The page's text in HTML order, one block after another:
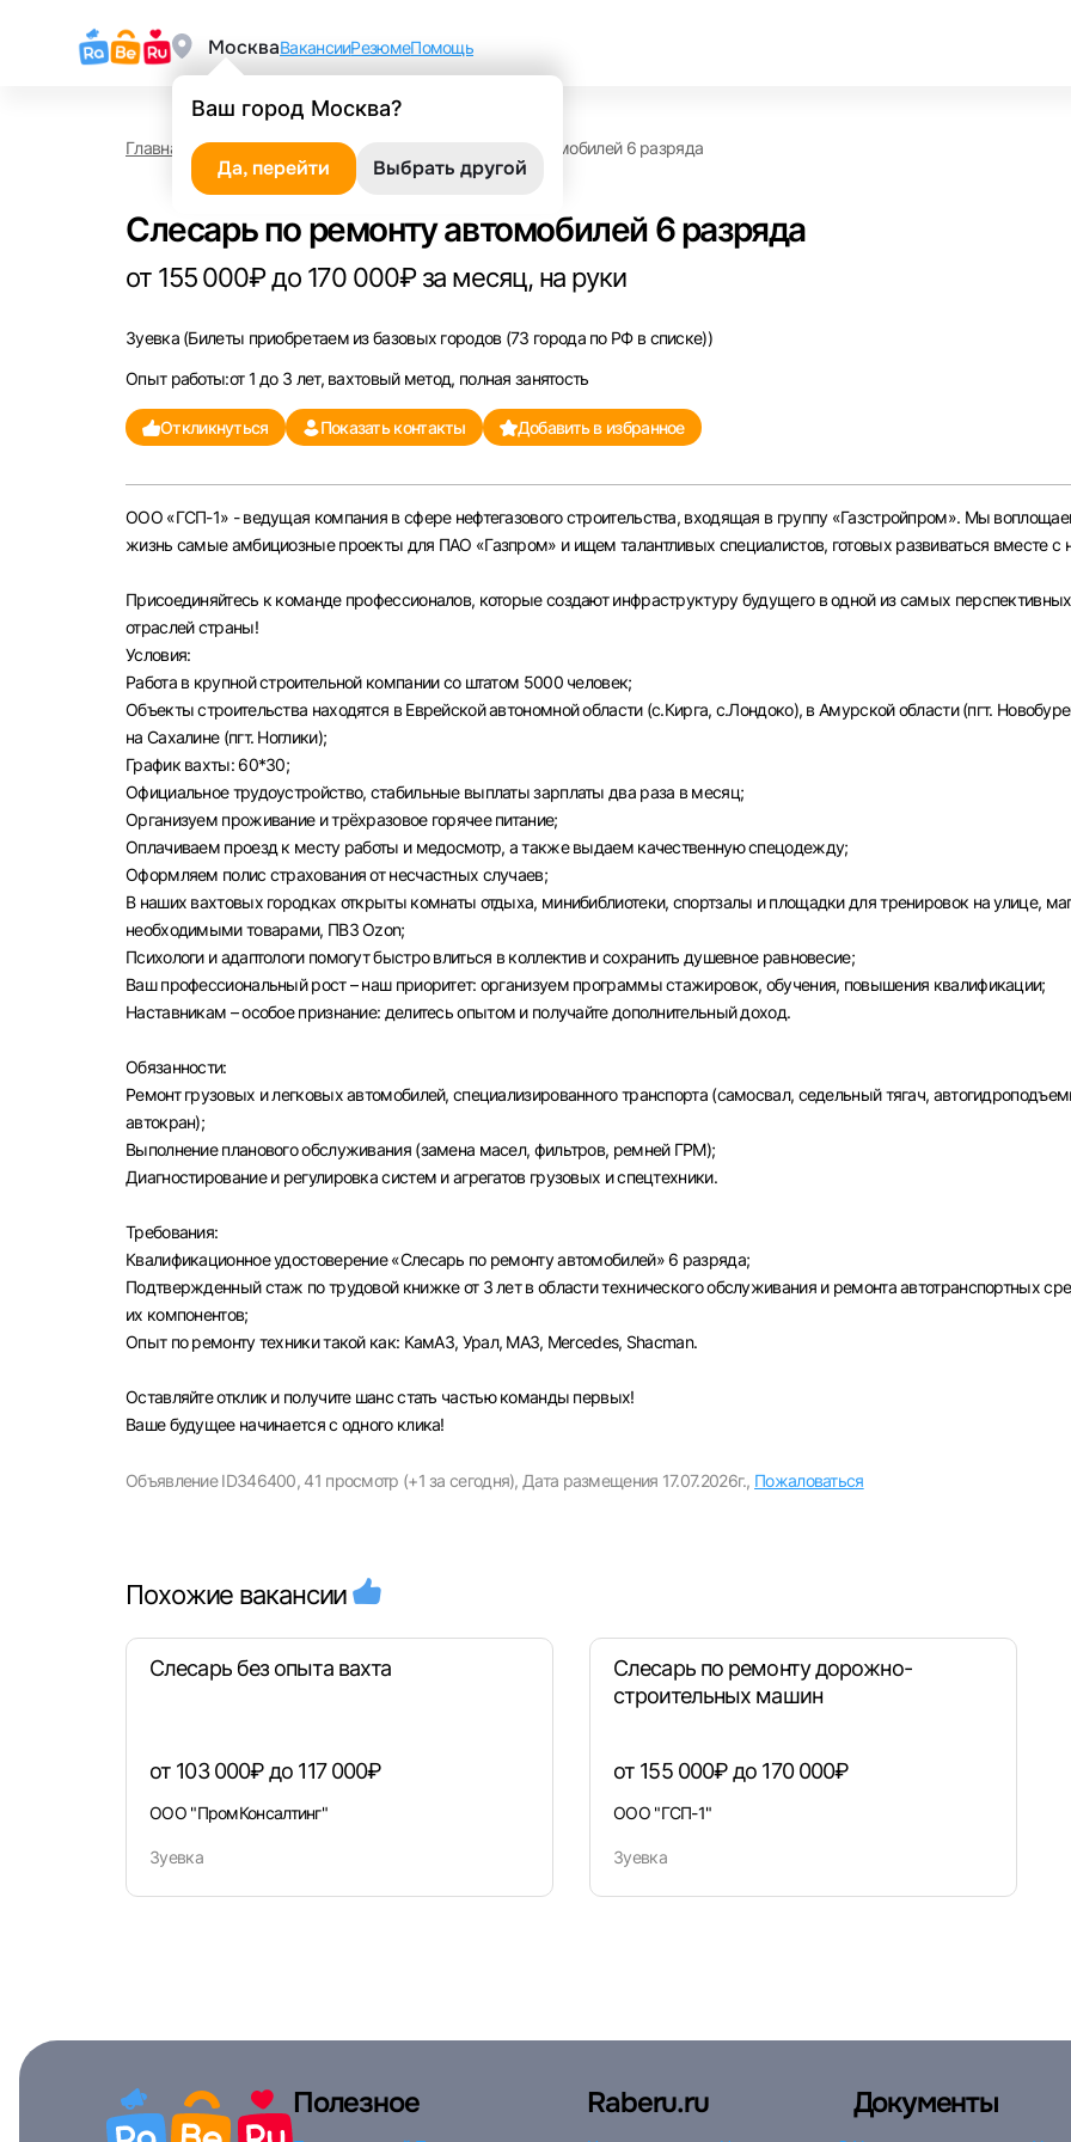
Москва
Ваш город Москва?
Да, перейти Выбрать другой
ВакансииРезюмеПомощь
Казань
Челябинск Пермь
Ульяновск
Курган Уфа
Войдите в личный кабинет, чтобы просматривать
E-mail или Телефон
Пароль
Главная Работа в Зуевке Слесарь по ремонту автомобилей 6 разряда
Слесарь по ремонту автомобилей 6 разряда
от 155 000₽ до 170 000₽ за месяц, на руки
Зуевка (Билеты приобретаем из базовых городов (73 города по РФ в списке))
Опыт работы:от 1 до 3 лет, вахтовый метод, полная занятость
Откликнуться Показать контакты Добавить в избранное
ООО «ГСП-1» - ведущая компания в сфере нефтегазового строительства, входящая в группу «Газстройпром». Мы
жизнь самые амбициозные проекты для ПАО «Газпром» и ищем талантливых специалистов, готовых развиваться вместе с
Присоединяйтесь к команде профессионалов, которые создают инфраструктуру будущего в одной из самых перспективных
отраслей страны!
Условия:
Работа в крупной строительной компании со штатом 5000 человек;
Объекты строительства находятся в Еврейской автономной области (с.Кирга, с.Лондоко), в Амурской области (пгт.
на Сахалине (пгт. Ноглики);
График вахты: 60*30;
Официальное трудоустройство, стабильные выплаты зарплаты два раза в месяц;
Организуем проживание и трёхразовое горячее питание;
Оплачиваем проезд к месту работы и медосмотр, а также выдаем качественную спецодежду;
Оформляем полис страхования от несчастных случаев;
В наших вахтовых городках открыты комнаты отдыха, минибиблиотеки, спортзалы и площадки для тренировок на улице,
необходимыми товарами, ПВЗ Ozon;
Психологи и адаптологи помогут быстро влиться в коллектив и сохранить душевное равновесие;
Ваш профессиональный рост – наш приоритет: организуем программы стажировок, обучения, повышения квалификации;
Наставникам – особое признание: делитесь опытом и получайте дополнительный доход.
Обязанности:
Ремонт грузовых и легковых автомобилей, специализированного транспорта (самосвал, седельный тягач,
автокран);
Выполнение планового обслуживания (замена масел, фильтров, ремней ГРМ);
Диагностирование и регулировка систем и агрегатов грузовых и спецтехники.
Требования:
Квалификационное удостоверение «Слесарь по ремонту автомобилей» 6 разряда;
Подтвержденный стаж по трудовой книжке от 3 лет в области технического обслуживания и ремонта автотранспортных
их компонентов;
Опыт по ремонту техники такой как: КамАЗ, Урал, МАЗ, Mercedes, Shacman.
Оставляйте отклик и получите шанс стать частью команды первых!
Ваше будущее начинается с одного клика!
Объявление ID346400, 41 просмотр (+1 за сегодня), Дата размещения 17.07.2026г., Пожаловаться
Похожие вакансии
Слесарь без опыта вахта
от 103 000₽ до 117 000₽
ООО "ПромКонсалтинг"
Зуевка
Слесарь по ремонту дорожно-
строительных машин
от 155 000₽ до 170 000₽
ООО "ГСП-1"
Зуевка
Полезное Raberu.ru Документы